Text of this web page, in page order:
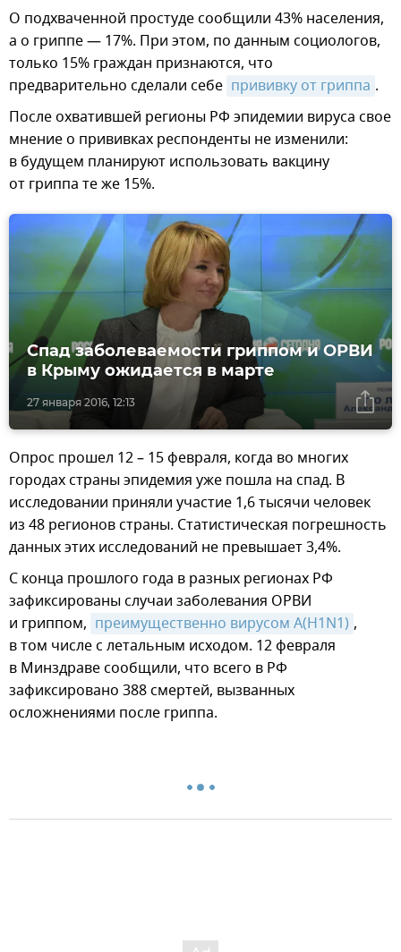
О подхваченной простуде сообщили 43% населения,
а о гриппе — 17%. При этом, по данным социологов,
только 15% граждан признаются, что
предварительно сделали себе прививку от гриппа .
После охватившей регионы РФ эпидемии вируса свое
мнение о прививках респонденты не изменили:
в будущем планируют использовать вакцину
от гриппа те же 15%.
27 января 2016, 12:13
Спад заболеваемости гриппом и ОРВИ
в Крыму ожидается в марте
Опрос прошел 12 – 15 февраля, когда во многих
городах страны эпидемия уже пошла на спад. В
исследовании приняли участие 1,6 тысячи человек
из 48 регионов страны. Статистическая погрешность
данных этих исследований не превышает 3,4%.
С конца прошлого года в разных регионах РФ
зафиксированы случаи заболевания ОРВИ
и гриппом, преимущественно вирусом А(H1N1) ,
в том числе с летальным исходом. 12 февраля
в Минздраве сообщили, что всего в РФ
зафиксировано 388 смертей, вызванных
осложнениями после гриппа.